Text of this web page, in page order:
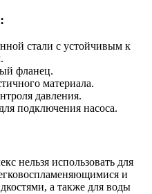
стали с устойчивым к
фланец.
материала.
давления.
подключения насоса.
нельзя использовать для
и
а также для воды